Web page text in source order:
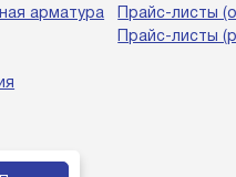
арматура
Прайс-листы
Прайс-листы